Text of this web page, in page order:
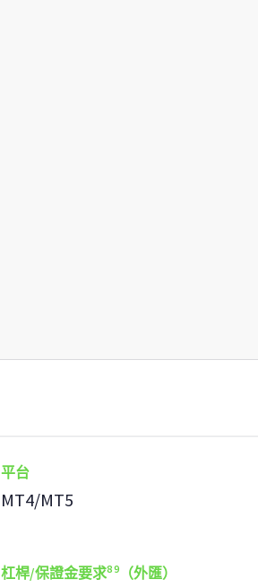
平台
MT4/MT5
杠桿/保證金要求89 （外匯）